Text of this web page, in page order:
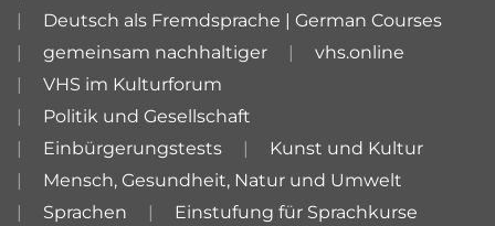
Deutsch als Fremdsprache | German Courses
gemeinsam nachhaltiger
vhs.online
VHS im Kulturforum
Politik und Gesellschaft
Einbürgerungstests
Kunst und Kultur
Mensch, Gesundheit, Natur und Umwelt
Sprachen
Einstufung für Sprachkurse